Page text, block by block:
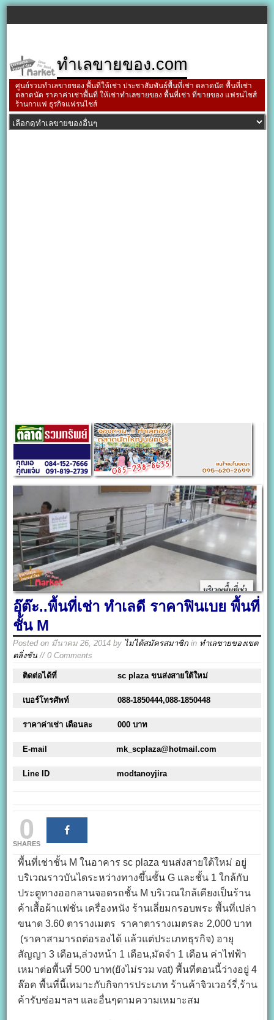
ทำเลขายของ.com
ศูนย์รวมทำเลขายของ พื้นที่ให้เช่า ประชาสัมพันธ์พื้นที่เช่า ตลาดนัด พื้นที่เช่า
ตลาดนัด ราคาค่าเช่าพื้นที่ ให้เช่าทำเลขายของ พื้นที่เช่า ที่ขายของ แฟรนไชส์
ร้านกาแฟ ธุรกิจแฟรนไชส์
อุ๊ต๊ะ..พื้นที่เช่า ทำเลดี ราคาฟินเบย พื้นที่
ชั้น M
Posted on มีนาคม 26, 2014 by ไม่ได้สมัครสมาชิก in ทำเลขายของเขต
ตลิ่งชัน // 0 Comments
ติดต่อได้ที่ sc plaza ขนส่งสายใต้ใหม่
เบอร์โทรศัพท์ 088-1850444,088-1850448
ราคาค่าเช่า เดือนละ 000 บาท
E-mail mk_scplaza@hotmail.com
Line ID modtanoyjira
0
SHARES
พื้นที่เช่าชั้น M ในอาคาร sc plaza ขนส่งสายใต้ใหม่ อยู่
บริเวณราวบันไดระหว่างทางขึ้นชั้น G และชั้น 1 ใกล้กับ
ประตูทางออกลานจอดรถชั้น M บริเวณใกล้เคียงเป็นร้าน
ค้าเสื้อผ้าแฟชั่น เครื่องหนัง ร้านเลี่ยมกรอบพระ พื้นที่เปล่า
ขนาด 3.60 ตารางเมตร ราคาตารางเมตรละ 2,000 บาท
(ราคาสามารถต่อรองได้ แล้วแต่ประเภทธุรกิจ) อายุ
สัญญา 3 เดือน,ล่วงหน้า 1 เดือน,มัดจำ 1 เดือน ค่าไฟฟ้า
เหมาต่อพื้นที่ 500 บาท(ยังไม่รวม vat) พื้นที่ตอนนี้ว่างอยู่ 4
ล๊อค พื้นที่นี้เหมาะกับกิจการประเภท ร้านค้าจิวเวอร์รี่,ร้าน
ค้ารับซ่อมฯลฯ และอื่นๆตามความเหมาะสม